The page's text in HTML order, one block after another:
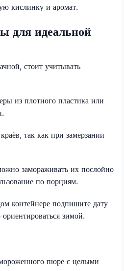
кислинку и аромат.
для идеальной
стоит учитывать
из плотного пластика или
так как при замерзании
замораживать их послойно
по порциям.
контейнере подпишите дату
зимой.
пюре с целыми